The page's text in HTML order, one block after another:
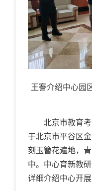
王謇介绍中心园
北京市教育
于北京市平谷区
刻玉簪花遍地，
中。中心育新教
详细介绍中心开展